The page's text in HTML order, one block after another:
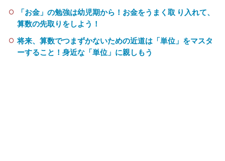
「お金」の勉強は幼児期から！お金をうまく取 り入れて、
算数の先取りをしよう！
将来、算数でつまずかないための近道は「単位」をマスタ
ーすること！身近な「単位」に親しもう